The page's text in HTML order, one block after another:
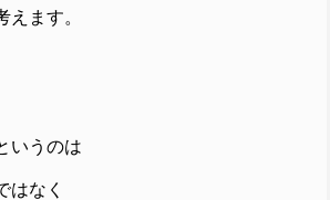
えます。
いうのは
はなく